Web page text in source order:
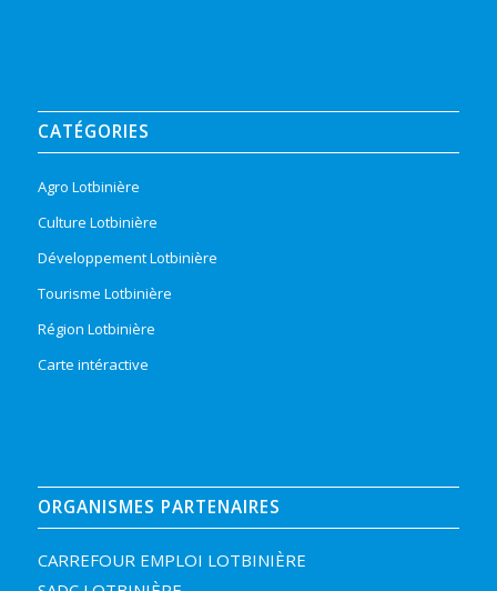
CATÉGORIES
Agro Lotbinière
Culture Lotbinière
Développement Lotbinière
Tourisme Lotbinière
Région Lotbinière
Carte intéractive
ORGANISMES PARTENAIRES
CARREFOUR EMPLOI LOTBINIÈRE